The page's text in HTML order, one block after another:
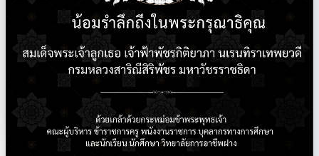
ใบรายชื่อนักเรียน
ตรวจสอบรายชื่อนักศึกษา
ปีการศึกษา 2569